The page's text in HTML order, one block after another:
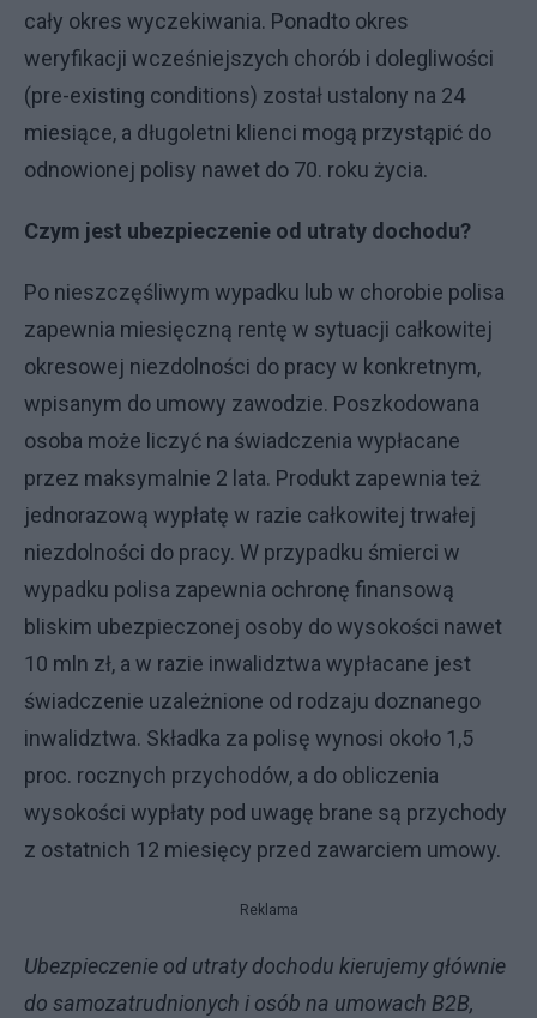
cały okres wyczekiwania. Ponadto okres
weryfikacji wcześniejszych chorób i dolegliwości
(pre-existing conditions) został ustalony na 24
miesiące, a długoletni klienci mogą przystąpić do
odnowionej polisy nawet do 70. roku życia.
Czym jest ubezpieczenie od utraty dochodu?
Po nieszczęśliwym wypadku lub w chorobie polisa
zapewnia miesięczną rentę w sytuacji całkowitej
okresowej niezdolności do pracy w konkretnym,
wpisanym do umowy zawodzie. Poszkodowana
osoba może liczyć na świadczenia wypłacane
przez maksymalnie 2 lata. Produkt zapewnia też
jednorazową wypłatę w razie całkowitej trwałej
niezdolności do pracy. W przypadku śmierci w
wypadku polisa zapewnia ochronę finansową
bliskim ubezpieczonej osoby do wysokości nawet
10 mln zł, a w razie inwalidztwa wypłacane jest
świadczenie uzależnione od rodzaju doznanego
inwalidztwa. Składka za polisę wynosi około 1,5
proc. rocznych przychodów, a do obliczenia
wysokości wypłaty pod uwagę brane są przychody
z ostatnich 12 miesięcy przed zawarciem umowy.
Reklama
Ubezpieczenie od utraty dochodu kierujemy głównie
do samozatrudnionych i osób na umowach B2B,